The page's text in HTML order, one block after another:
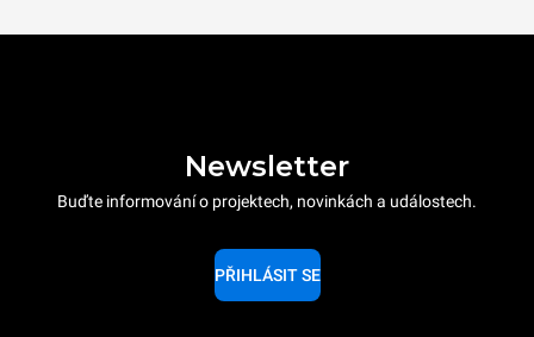
Newsletter
Buďte informování o projektech, novinkách a událostech.
PŘIHLÁSIT SE